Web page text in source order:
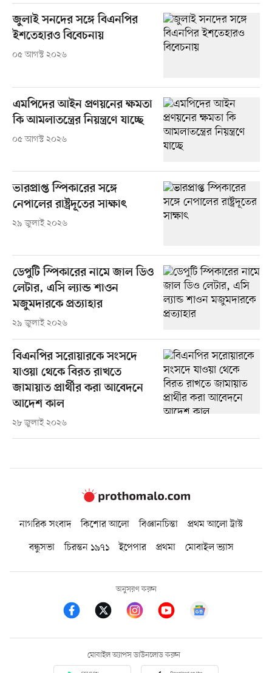
জুলাই সনদের সঙ্গে বিএনপির
ইশতেহারও বিবেচনায়
০৫ আগস্ট ২০২৬
এমপিদের আইন প্রণয়নের ক্ষমতা
কি আমলাতন্ত্রের নিয়ন্ত্রণে যাচ্ছে
০৫ আগস্ট ২০২৬
ভারপ্রাপ্ত স্পিকারের সঙ্গে
নেপালের রাষ্ট্রদূতের সাক্ষাৎ
২৯ জুলাই ২০২৬
ডেপুটি স্পিকারের নামে জাল ডিও
লেটার, এসি ল্যান্ড শাওন
মজুমদারকে প্রত্যাহার
২৯ জুলাই ২০২৬
বিএনপির সরোয়ারকে সংসদে
যাওয়া থেকে বিরত রাখতে
জামায়াত প্রার্থীর করা আবেদনে
আদেশ কাল
২৮ জুলাই ২০২৬
নাগরিক সংবাদ কিশোর আলো বিজ্ঞানচিন্তা
প্রথম আলো ট্রাস্ট
বন্ধুসভা
চিরন্তন ১৯৭১ ইপেপার প্রথমা মোবাইল ভ্যাস
অনুসরণ করুন
মোবাইল অ্যাপস ডাউনলোড করুন